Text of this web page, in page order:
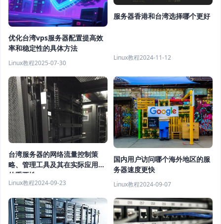
优化台湾vps服务器配置提高效
率和稳定性的具体方法
Linux教程2025-07-30
服务器香港和台湾选择哪个更好
Linux教程2024-11-12
台湾服务器的网络流量控制策
略、管理工具及其在实际应用中
的重要性
Linux教程2024-09-23
国内用户访问哪个海外地区的服
务器速度更快
Linux教程2024-09-07